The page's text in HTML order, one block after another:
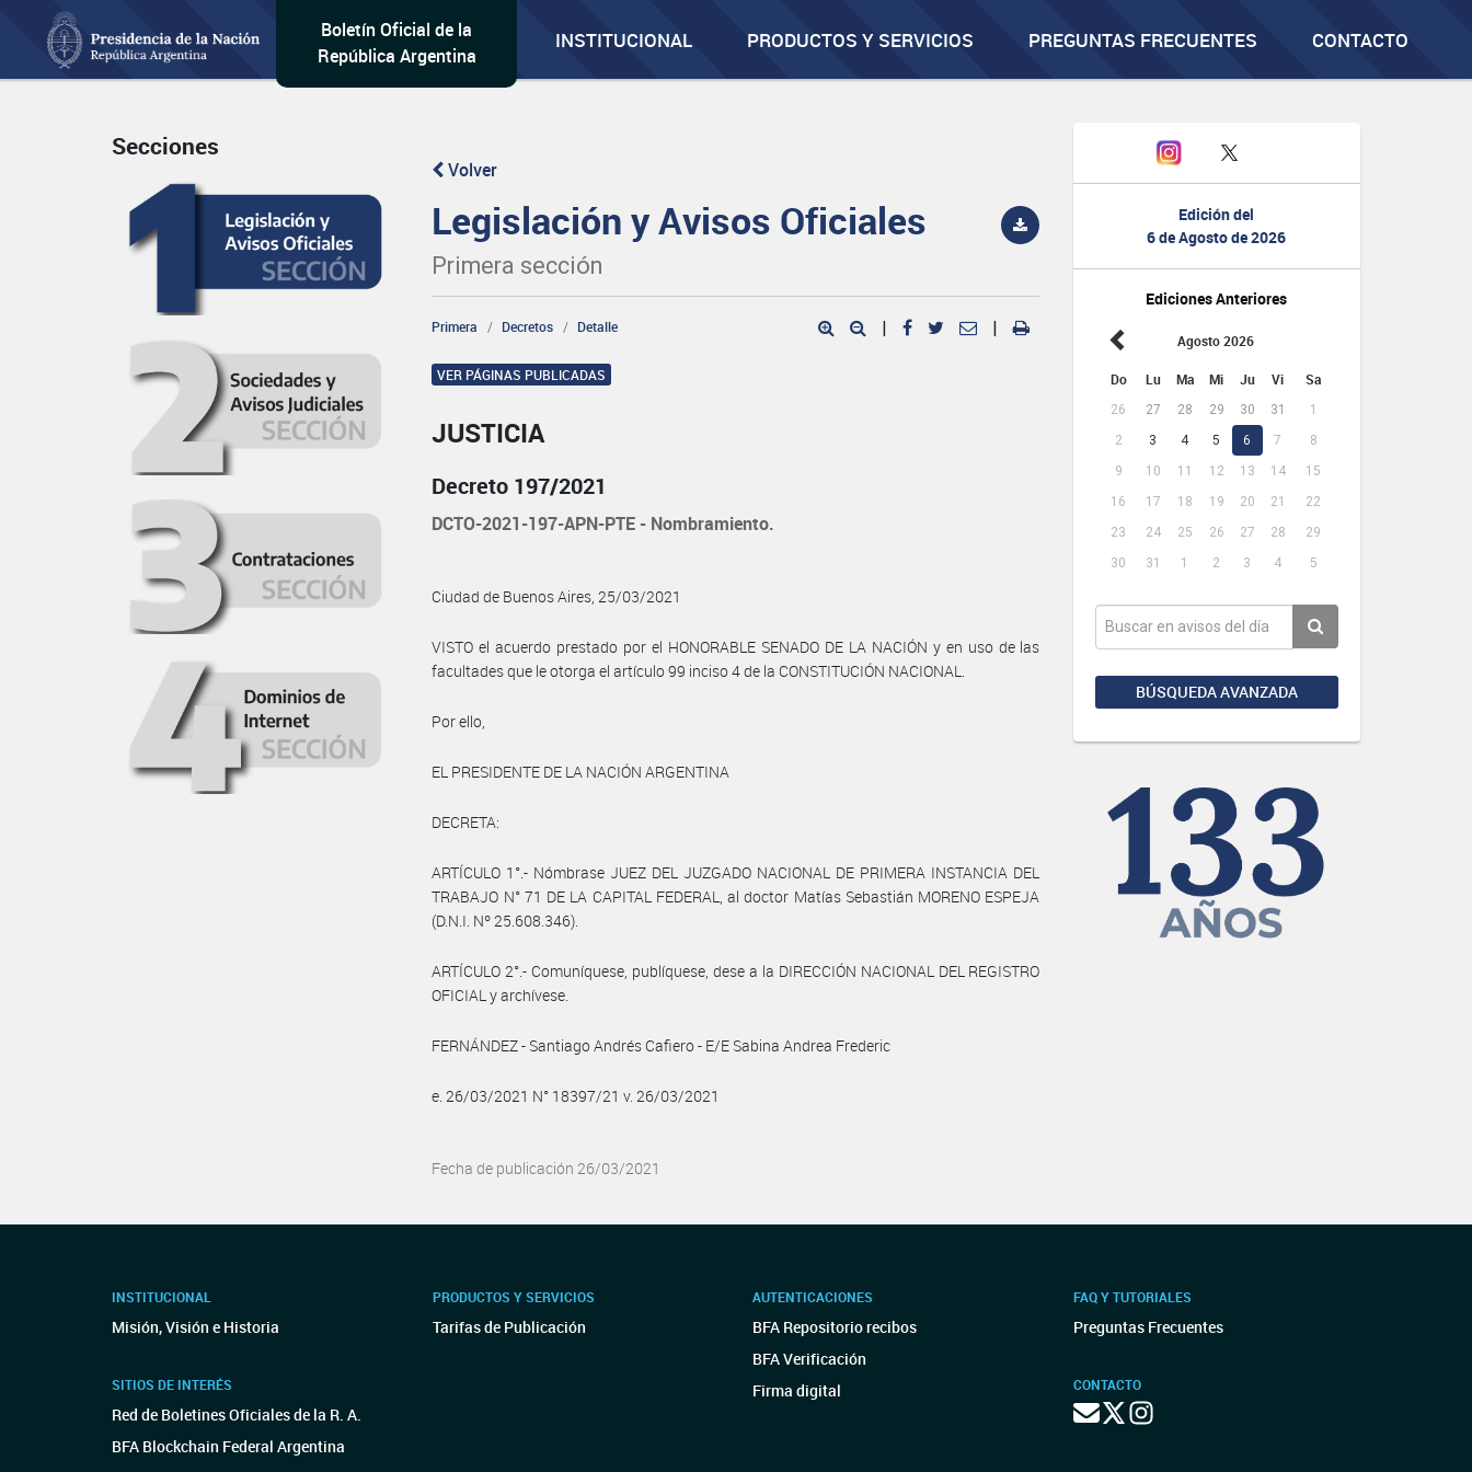
Boletín Oficial de la
República Argentina
INSTITUCIONAL PRODUCTOS Y SERVICIOS PREGUNTAS FRECUENTES CONTACTO
Edición del
6 de Agosto de 2026
Ediciones Anteriores
Agosto 2026
Do Lu Ma Mi Ju Vi Sa
26 27 28 29 30 31
1
2
3 4 5 6 7
8
9
10 11 12 13 14
15
16
17 18 19 20 21
22
23
24 25 26 27 28
29
30
31 1 2 3 4 5
BÚSQUEDA AVANZADA
Secciones
Volver
Legislación y Avisos Oficiales
Primera sección
Primera Decretos Detalle | |
VER PÁGINAS PUBLICADAS
JUSTICIA
Decreto 197/2021
DCTO-2021-197-APN-PTE - Nombramiento.
Ciudad de Buenos Aires, 25/03/2021
VISTO el acuerdo prestado por el HONORABLE SENADO DE LA NACIÓN y en uso de las
facultades que le otorga el artículo 99 inciso 4 de la CONSTITUCIÓN NACIONAL.
Por ello,
EL PRESIDENTE DE LA NACIÓN ARGENTINA
DECRETA:
ARTÍCULO 1°.- Nómbrase JUEZ DEL JUZGADO NACIONAL DE PRIMERA INSTANCIA DEL
TRABAJO N° 71 DE LA CAPITAL FEDERAL, al doctor Matías Sebastián MORENO ESPEJA
(D.N.I. Nº 25.608.346).
ARTÍCULO 2°.- Comuníquese, publíquese, dese a la DIRECCIÓN NACIONAL DEL REGISTRO
OFICIAL y archívese.
FERNÁNDEZ - Santiago Andrés Cafiero - E/E Sabina Andrea Frederic
e. 26/03/2021 N° 18397/21 v. 26/03/2021
Fecha de publicación 26/03/2021
INSTITUCIONAL
Misión, Visión e Historia
SITIOS DE INTERÉS
Red de Boletines Oficiales de la R. A.
BFA Blockchain Federal Argentina
PRODUCTOS Y SERVICIOS
Tarifas de Publicación
AUTENTICACIONES
BFA Repositorio recibos
BFA Verificación
Firma digital
FAQ Y TUTORIALES
Preguntas Frecuentes
CONTACTO